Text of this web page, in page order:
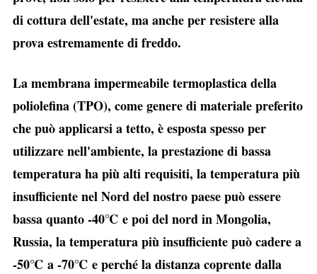
di cottura dell'estate, ma anche per resistere alla
prova estremamente di freddo.
La membrana impermeabile termoplastica della
poliolefina (TPO), come genere di materiale preferito
che può applicarsi a tetto, è esposta spesso per
utilizzare nell'ambiente, la prestazione di bassa
temperatura ha più alti requisiti, la temperatura più
insufficiente nel Nord del nostro paese può essere
bassa quanto -40℃ e poi del nord in Mongolia,
Russia, la temperatura più insufficiente può cadere a
-50℃ a -70℃ e perché la distanza coprente dalla